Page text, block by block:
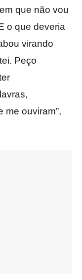
que não vou
o que deveria
virando
Peço
me ouviram”,